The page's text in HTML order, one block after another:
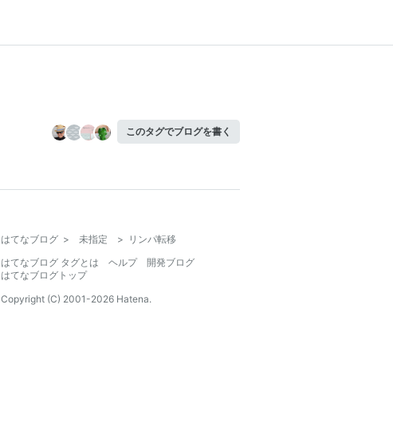
このタグでブログを書く
はてなブログ > 未指定 >
リンパ転移
はてなブログ タグとは
ヘルプ
開発ブログ
はてなブログトップ
Copyright (C) 2001-2026 Hatena.